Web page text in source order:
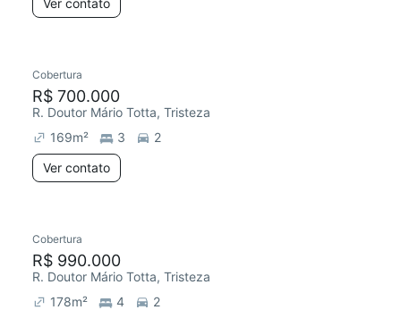
Ver contato
Cobertura
R$ 700.000
R. Doutor Mário Totta, Tristeza
169m² 3
2
Ver contato
Cobertura
R$ 990.000
R. Doutor Mário Totta, Tristeza
178m² 4
2